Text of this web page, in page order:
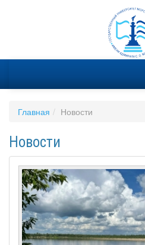
Главная Новости
Новости